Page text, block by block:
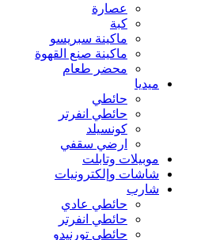
عصارة
كبة
ماكينة سبريسو
ماكينة صنع القهوة
محضر طعام
ميديا
حائطي
حائطي انفرتر
كونسيلد
ارضي سقفي
موبيلات وتابلت
شاشات وإلكترونيات
شارب
حائطي عادي
حائطي انفرتر
حائطي تورنيدو